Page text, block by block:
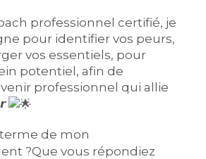
professionnel certifié, je
pour identifier vos peurs,
vos essentiels, pour
potentiel, afin de
professionnel qui allie
terme de mon
?Que vous répondiez